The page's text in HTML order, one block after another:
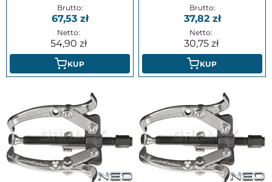
67,53
54,90
KUP
37,82
30,75
KUP